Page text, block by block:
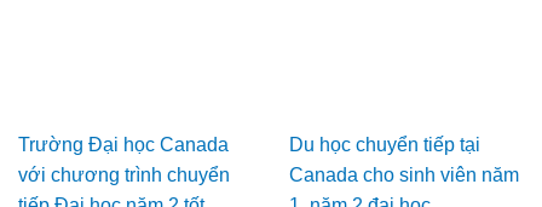
Trường Đại học Canada
với chương trình chuyển
Du học chuyển tiếp tại
Canada cho sinh viên năm